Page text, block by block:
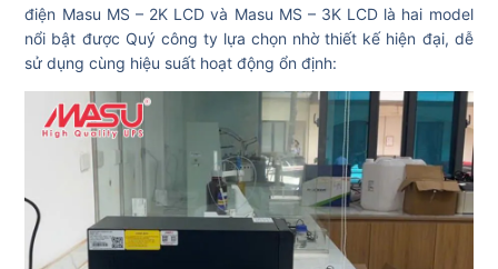
điện Masu MS – 2K LCD và Masu MS – 3K LCD là hai model
nổi bật được Quý công ty lựa chọn nhờ thiết kế hiện đại, dễ
sử dụng cùng hiệu suất hoạt động ổn định: